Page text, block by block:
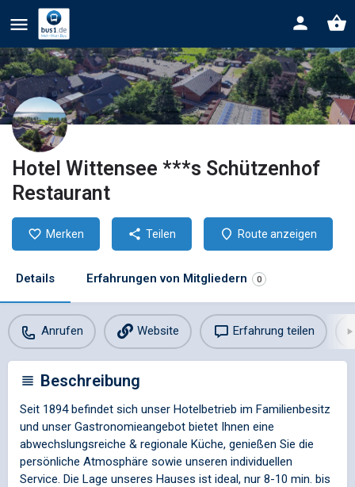
Hotel Wittensee ***s Schützenhof
Restaurant
Merken Teilen Route anzeigen
Details Erfahrungen von Mitgliedern 0
Anrufen Website Erfahrung teilen
Beschreibung
Seit 1894 befindet sich unser Hotelbetrieb im Familienbesitz
und unser Gastronomieangebot bietet Ihnen eine
abwechslungsreiche & regionale Küche, genießen Sie die
persönliche Atmosphäre sowie unseren individuellen
Service. Die Lage unseres Hauses ist ideal, nur 8-10 min. bis